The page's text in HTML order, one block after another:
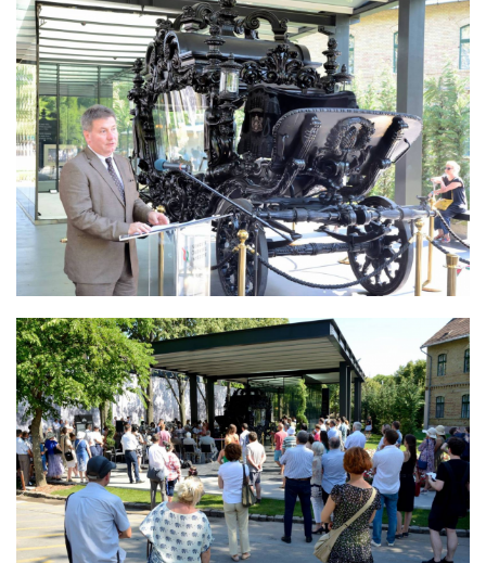
APPONYI HINTÓ
ÜNNEPÉLYES ÁTADÁS A FIUMEI ÚTI
SÍRKERTBEN